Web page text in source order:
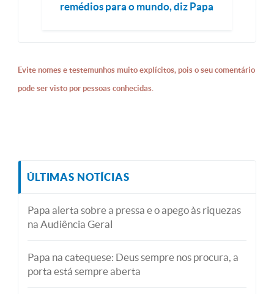
remédios para o mundo, diz Papa
Evite nomes e testemunhos muito explícitos, pois o seu comentário
pode ser visto por pessoas conhecidas.
ÚLTIMAS NOTÍCIAS
Papa alerta sobre a pressa e o apego às riquezas
na Audiência Geral
Papa na catequese: Deus sempre nos procura, a
porta está sempre aberta